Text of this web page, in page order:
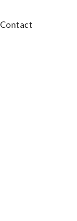
Contact